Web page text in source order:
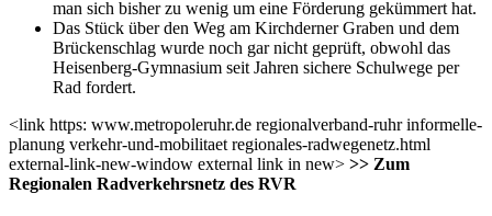
man sich bisher zu wenig um eine Förderung gekümmert hat.
Das Stück über den Weg am Kirchderner Graben und dem
Brückenschlag wurde noch gar nicht geprüft, obwohl das
Heisenberg-Gymnasium seit Jahren sichere Schulwege per
Rad fordert.
<link https: www.metropoleruhr.de regionalverband-ruhr informelle-
planung verkehr-und-mobilitaet regionales-radwegenetz.html
external-link-new-window external link in new> >> Zum
Regionalen Radverkehrsnetz des RVR